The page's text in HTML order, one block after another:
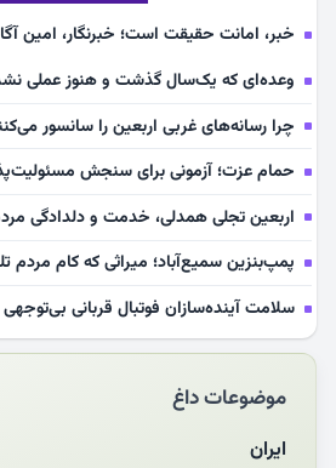
خبر، امانت حقیقت است؛ خبرنگار، امین
وعده‌ای که یک‌سال گذشت و هنوز عملی
چرا رسانه‌های غربی اربعین را سانسور
حمام عزت؛ آزمونی برای سنجش
اربعین تجلی همدلی، خدمت و دلدادگی
پمپ‌بنزین سمیع‌آباد؛ میراثی که کام مردم
سلامت آینده‌سازان فوتبال قربانی
بازخوانی رسانه‌ای اندیشه رهبر شهید
مشهدالرضا آقای شهید ایران را در آغوش
مکن ای صبح طلوع
موضوعات داغ
ایران